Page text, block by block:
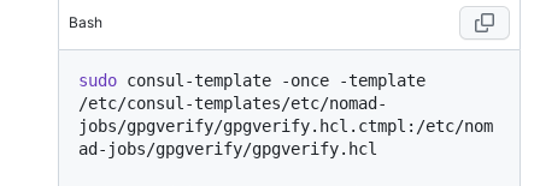
Bash
sudo consul-template -once -template
/etc/consul-templates/etc/nomad-
jobs/gpgverify/gpgverify.hcl.ctmpl:/etc/nom
ad-jobs/gpgverify/gpgverify.hcl